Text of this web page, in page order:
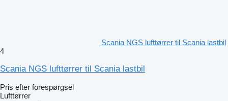
Scania NGS lufttørrer til Scania lastbil
4
Scania NGS lufttørrer til Scania lastbil
Pris efter forespørgsel
Lufttørrer